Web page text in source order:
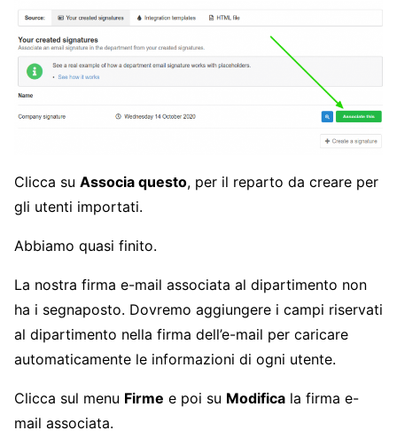
Clicca su Associa questo, per il reparto da creare per
gli utenti importati.
Abbiamo quasi finito.
La nostra firma e-mail associata al dipartimento non
ha i segnaposto. Dovremo aggiungere i campi riservati
al dipartimento nella firma dell’e-mail per caricare
automaticamente le informazioni di ogni utente.
Clicca sul menu Firme e poi su Modifica la firma e-
mail associata.